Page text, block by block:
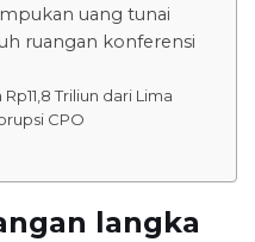
uang tunai
ruangan konferensi
Triliun dari Lima
CPO
langka